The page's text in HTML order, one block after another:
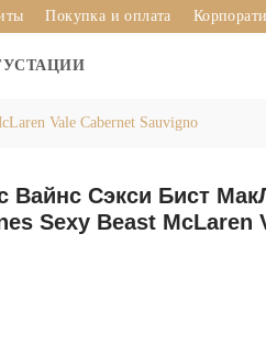
Покупка и оплата
Vale Cabernet Sauvigno
Вайнс Сэкси Бист
Sexy Beast McLaren